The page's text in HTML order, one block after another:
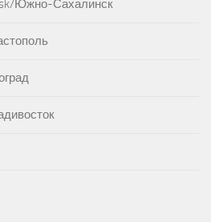
Южно-Сахалинск